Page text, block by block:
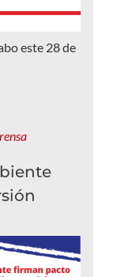
este 28 de